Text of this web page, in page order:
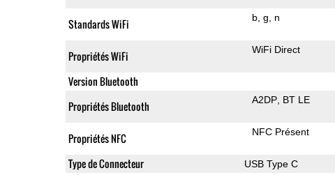
Standards WiFi b g n
Propriétés WiFi WiFi Direct
Version Bluetooth
Propriétés Bluetooth A2DP BT LE
Propriétés NFC NFC Présent
Type de Connecteur USB Type C